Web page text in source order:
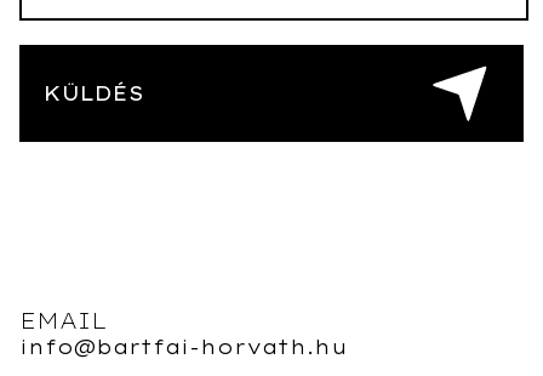
EMAIL
info@bartfai-horvath.hu